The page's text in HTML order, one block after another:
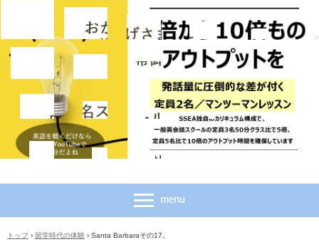
トップ › 留学時代の体験 › Santa Barbaraその17。